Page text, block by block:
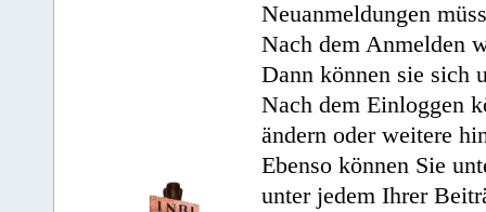
Neuanmeldungen
Nach dem Anmelden
Dann können sie sich
Nach dem Einloggen
ändern oder weitere
Ebenso können Sie
unter jedem Ihrer